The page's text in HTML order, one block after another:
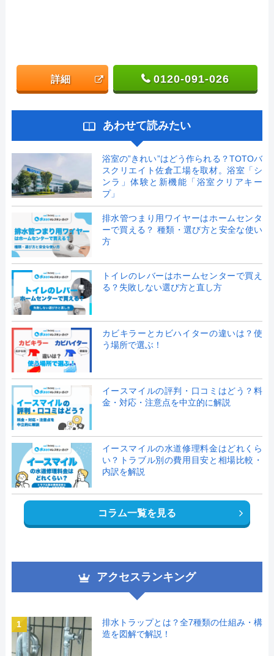
詳細 0120-091-026
あわせて読みたい
浴室の”きれい”はどう作られる？TOTOバ
スクリエイト佐倉工場を取材。浴室「シ
ンラ」体験と新機能「浴室クリアキー
プ」
排水管つまり用ワイヤーはホームセンタ
ーで買える？ 種類・選び方と安全な使い
方
トイレのレバーはホームセンターで買え
る？失敗しない選び方と直し方
カビキラーとカビハイターの違いは？使
う場所で選ぶ！
イースマイルの評判・口コミはどう？料
金・対応・注意点を中立的に解説
イースマイルの水道修理料金はどれくら
い？トラブル別の費用目安と相場比較・
内訳を解説
コラム一覧を見る
アクセスランキング
1
排水トラップとは？全7種類の仕組み・構
造を図解で解説！